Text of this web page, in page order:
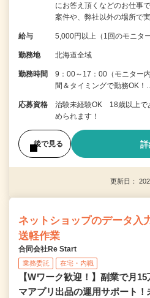
にお答え頂くなどのお仕事
案件や、弊社以外の場所で
給与 5,000円以上（1回のモニ
勤務地 北海道全域
勤務時間
9：00～17：00（モニター
間＆タイミングで勤務OK
応募資格
治験未経験OK 18歳以上で
められます！
後で見る
更新日：
ネットショップのデータ入
送軽作業
合同会社Re Start
業務委託 在宅・内職
【Wワーク歓迎！】副業で月
マアプリ出品の運用サポート